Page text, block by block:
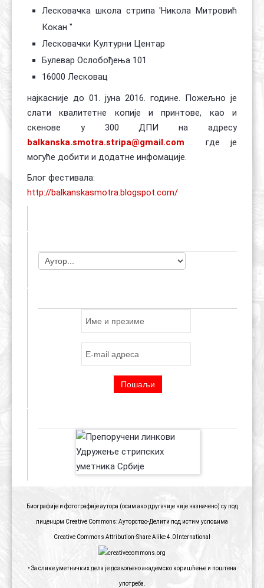
Лесковачка школа стрипа 'Никола Митровић
Кокан "
Лесковачки Културни Центар
Булевар Ослобођења 101
16000 Лесковац
најкасније до 01. јуна 2016. године. Пожељно је
слати квалитетне копије и принтове, као и
скенове у 300 ДПИ на адресу
balkanska.smotra.stripa@gmail.com где је
могуће добити и додатне инфомације.
Блог фестивала:
http://balkanskasmotra.blogspot.com/
Биографије и фотографије аутора (осим ако другачије није назначено) су под
лиценцом Creative Commons: Ауторство-Делити под истим условима
Creative Commons Attribution-Share Alike 4.0 International
• За слике уметничких дела је дозвољено академско коришћење и поштена
употреба.